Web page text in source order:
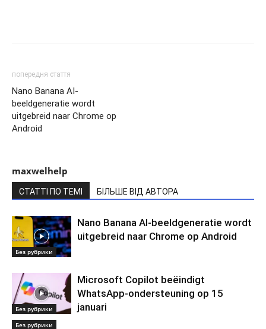
попередня стаття
Nano Banana AI-
beeldgeneratie wordt
uitgebreid naar Chrome op
Android
maxwelhelp
СТАТТІ ПО ТЕМІ БІЛЬШЕ ВІД АВТОРА
Без рубрики
Nano Banana AI-beeldgeneratie wordt
uitgebreid naar Chrome op Android
Без рубрики
Microsoft Copilot beëindigt
WhatsApp-ondersteuning op 15
januari
Без рубрики